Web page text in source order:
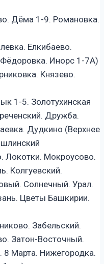
Дёма 1-9. Романовка.
Елкибаево.
Инорс 1-7А)
Князево.
1-5. Золотухинская
Дружба.
Дудкино (Верхнее
Локотки. Мокроусово.
Колгуевский.
Солнечный. Урал.
Цветы Башкирии.
Забельский.
Затон-Восточный.
8 Марта. Нижегородка.